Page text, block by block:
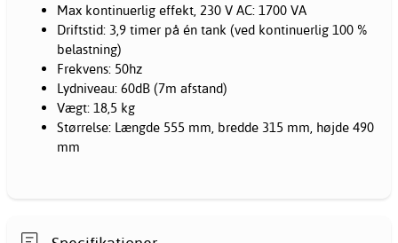
Max kontinuerlig effekt, 230 V AC: 1700 VA
Driftstid: 3,9 timer på én tank (ved kontinuerlig 100 %
belastning)
Frekvens: 50hz
Lydniveau: 60dB (7m afstand)
Vægt: 18,5 kg
Størrelse: Længde 555 mm, bredde 315 mm, højde 490
mm